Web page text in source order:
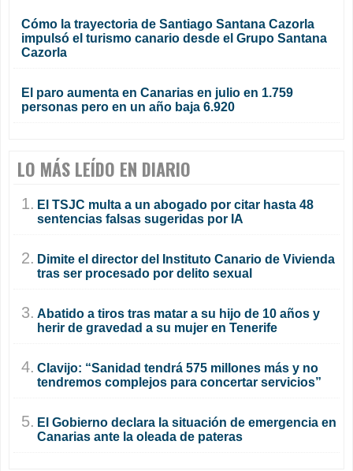
Cómo la trayectoria de Santiago Santana Cazorla
impulsó el turismo canario desde el Grupo Santana
Cazorla
El paro aumenta en Canarias en julio en 1.759
personas pero en un año baja 6.920
LO MÁS LEÍDO EN DIARIO
1. El TSJC multa a un abogado por citar hasta 48
sentencias falsas sugeridas por IA
2. Dimite el director del Instituto Canario de Vivienda
tras ser procesado por delito sexual
3. Abatido a tiros tras matar a su hijo de 10 años y
herir de gravedad a su mujer en Tenerife
4. Clavijo: “Sanidad tendrá 575 millones más y no
tendremos complejos para concertar servicios”
5. El Gobierno declara la situación de emergencia en
Canarias ante la oleada de pateras